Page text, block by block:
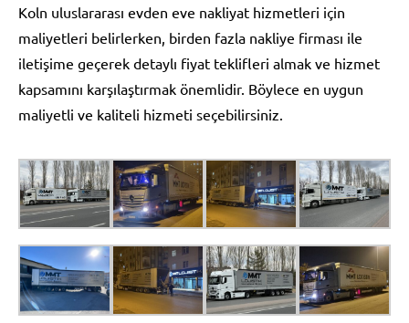
Koln uluslararası evden eve nakliyat hizmetleri için
maliyetleri belirlerken, birden fazla nakliye firması ile
iletişime geçerek detaylı fiyat teklifleri almak ve hizmet
kapsamını karşılaştırmak önemlidir. Böylece en uygun
maliyetli ve kaliteli hizmeti seçebilirsiniz.